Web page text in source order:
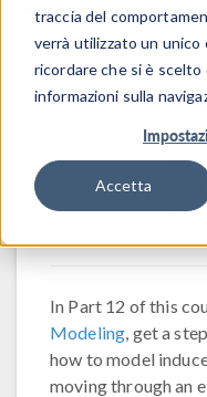
traccia del
verrà utilizzato un
ricordare che si è
informazioni sulla
Accetta
BACK TO LEARNING
Modeling
Currents
Magnet
In Part 12 of this
Modeling, get a
how to model
moving through an